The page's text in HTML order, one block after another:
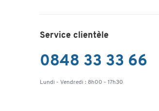
Label écologique
Coloris des étagères
Service clientèle
0848 33 33 66
Lundi - Vendredi : 8h00 - 17h30